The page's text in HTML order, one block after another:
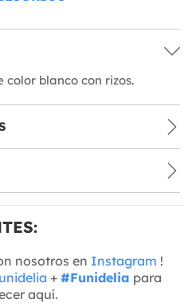
blanco con rizos.
nosotros en Instagram !
+ #Funidelia para
aquí.